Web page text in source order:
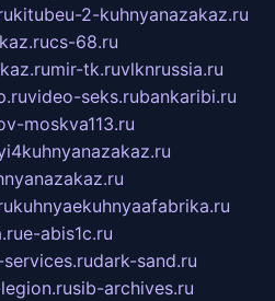
kitubeu-2-kuhnyanazakaz.ru
cs-68.ru
mir-tk.ruvlknrussia.ru
video-seks.rubankaribi.ru
moskva113.ru
kuhnyaekuhnyaafabrika.ru
e-abis1c.ru
dark-sand.ru
sib-archives.ru